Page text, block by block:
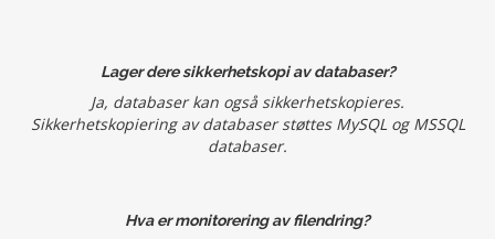
Lager dere sikkerhetskopi av databaser?
Ja, databaser kan også sikkerhetskopieres.
Sikkerhetskopiering av databaser støttes MySQL og MSSQL
databaser.
Hva er monitorering av filendring?